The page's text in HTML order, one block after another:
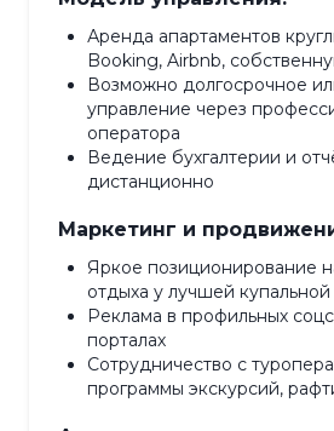
Аренда апартаментов
Booking, Airbnb,
Возможно долгосрочное
управление через
оператора
Ведение бухгалтерии и
дистанционно
Маркетинг и
Яркое позиционирование
отдыха у лучшей
Реклама в профильных
порталах
Сотрудничество с
программы экскурсий,